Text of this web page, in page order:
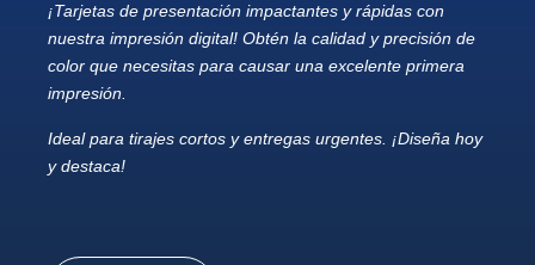
¡Tarjetas de presentación impactantes y rápidas con
nuestra impresión digital! Obtén la calidad y precisión de
color que necesitas para causar una excelente primera
impresión.
Ideal para tirajes cortos y entregas urgentes. ¡Diseña hoy
y destaca!